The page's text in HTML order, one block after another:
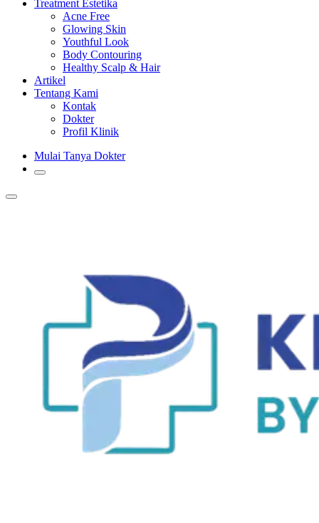
Treatment Estetika
Acne Free
Glowing Skin
Youthful Look
Body Contouring
Healthy Scalp & Hair
Artikel
Tentang Kami
Kontak
Dokter
Profil Klinik
Mulai Tanya Dokter